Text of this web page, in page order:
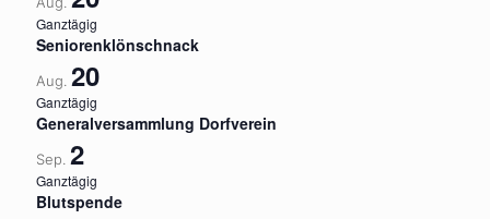
Ganztägig
Seniorenklönschnack
Aug. 20
Ganztägig
Generalversammlung Dorfverein
Sep. 2
Ganztägig
Blutspende